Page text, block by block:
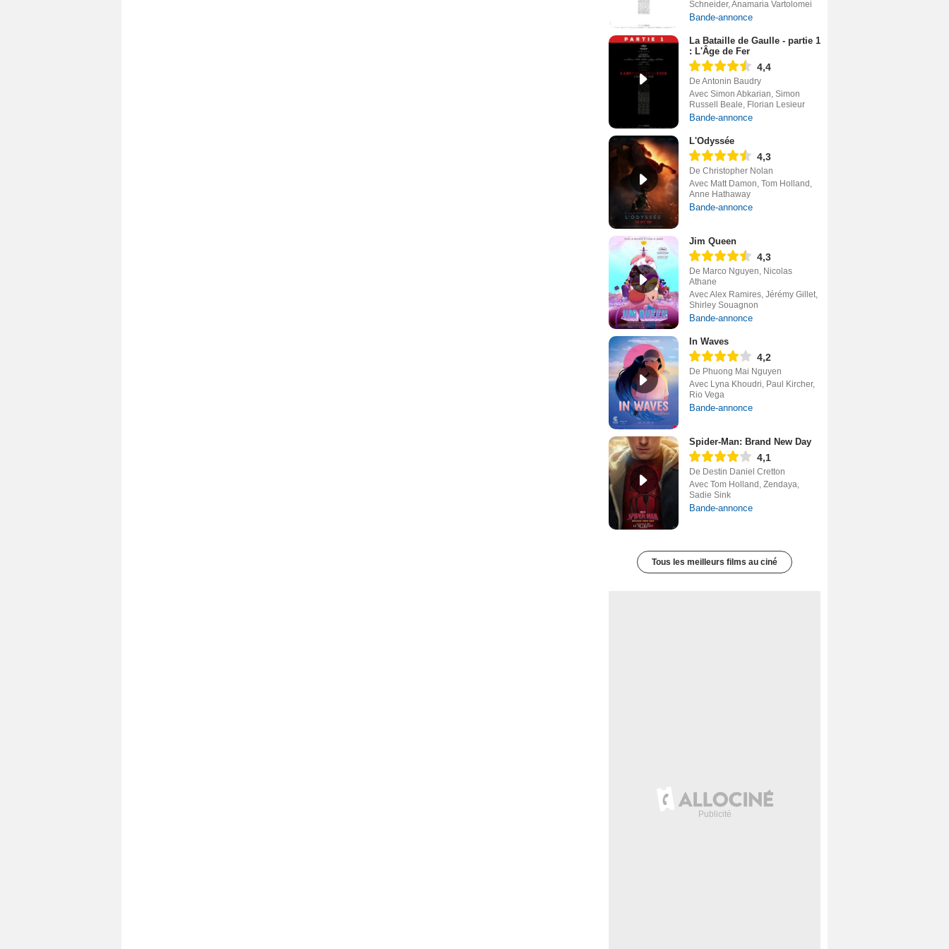
Schneider, Anamaria Vartolomei
Bande-annonce
La Bataille de Gaulle - partie 1
: L'Âge de Fer
4,4
De Antonin Baudry
Avec Simon Abkarian, Simon
Russell Beale, Florian Lesieur
Bande-annonce
L'Odyssée
4,3
De Christopher Nolan
Avec Matt Damon, Tom Holland,
Anne Hathaway
Bande-annonce
Jim Queen
4,3
De Marco Nguyen, Nicolas
Athane
Avec Alex Ramires, Jérémy Gillet,
Shirley Souagnon
Bande-annonce
In Waves
4,2
De Phuong Mai Nguyen
Avec Lyna Khoudri, Paul Kircher,
Rio Vega
Bande-annonce
Spider-Man: Brand New Day
4,1
De Destin Daniel Cretton
Avec Tom Holland, Zendaya,
Sadie Sink
Bande-annonce
Tous les meilleurs films au ciné